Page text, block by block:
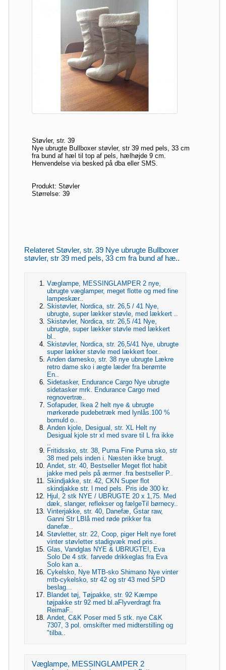
Støvler, str. 39
Nye ubrugte Bullboxer støvler, str 39 med pels, 33 cm
fra bund af hæl til top af pels, hælhøjde 9 cm.
Henvendelse via besked på dba eller SMS.
Produkt: Støvler
Størrelse: 39
Relateret Støvler, str. 39 Nye ubrugte Bullboxer
støvler, str 39 med pels, 33 cm fra bund af hæ..
Væglampe, MESSINGLAMPER 2 nye,
ubrugte væglamper, meget flotte og med fine
lampeskær..
Skistøvler, Nordica, str. 26,5 / 41 Nye,
ubrugte, super lækker støvle, med lækkert ..
Skistøvler, Nordica, str. 26,5 /41 Nye,
ubrugte, super lækker støvle med lækkert
bl..
Skistøvler, Nordica, str. 26,5/41 Nye, ubrugte
super lækker støvle med lækkert foer..
Anden damesko, str. 38 nye ubrugte Lækre
retro dame sko i ægte læder fra berømte
En..
Sidetasker, Endurance Cargo Nye ubrugte
sidetasker mrk. Endurance Cargo med
regnovertræ..
Sofapuder, Ikea 2 helt nye & ubrugte
mørkerøde pudebetræk med lynlås.100 %
bomuld o..
Anden kjole, Desigual, str. XL Helt ny
Desigual kjole str xl med svare til L fra ikke
..
Fritidssko, str. 38, Puma Fine Puma sko, str
38 med pels inden i. Næsten ikke brugt.
Andet, str. 40, Bestseller Meget flot habit
jakke med pels på ærmer .fra bestseller P..
Skindjakke, str. 42, CKN Super flot
skindjakke str. l med pels. Pris ide 300 kr.
Hjul, 2 stk NYE / UBRUGTE 20 x 1,75. Med
dæk, slanger, reflekser og fælgeTil børnecy..
Vinterjakke, str. 40, Danefæ, Gstar raw,
Ganni Str LBlå med røde prikker fra
danefæ..
Støvletter, str. 22, Coop, piger Helt nye foret
vinter støvletter stadigvæk med pris..
Glas, Vandglas NYE & UBRUGTE!, Eva
Solo De 4 stk. farvede drikkeglas fra Eva
Solo kan a..
Cykelsko, Nye MTB-sko Shimano Nye vinter
mtb-cykelsko, str 42 og str 43 med SPD
beslag...
Blandet tøj, Tøjpakke, str. 92 Kæmpe
tøjpakke str 92 med bl.aFlyverdragt fra
ReimaF..
Andet, C&K Poser med 5 stk. nye C&K
7307, 3 pol. omskifter med midterstilling og
"tilba..
Væglampe, MESSINGLAMPER 2